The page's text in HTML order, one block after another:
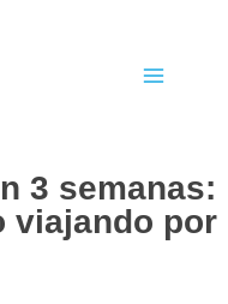
3 semanas:
viajando por